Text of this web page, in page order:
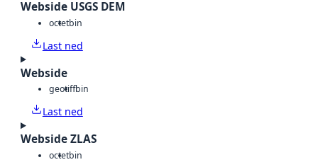
Webside USGS DEM
octetbin
Last ned
Webside
geotiffbin
Last ned
Webside ZLAS
octetbin